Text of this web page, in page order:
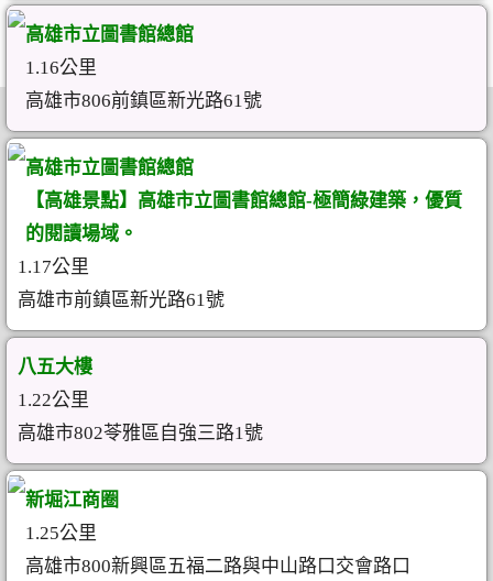
高雄市立圖書館總館
1.16公里
高雄市806前鎮區新光路61號
高雄市立圖書館總館
【高雄景點】高雄市立圖書館總館-極簡綠建築，優質
的閱讀場域。
1.17公里
高雄市前鎮區新光路61號
八五大樓
1.22公里
高雄市802苓雅區自強三路1號
新堀江商圈
1.25公里
高雄市800新興區五福二路與中山路口交會路口